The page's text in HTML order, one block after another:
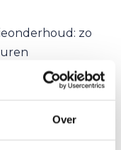
Over
zo
onderhoud van
cruciaal is voor